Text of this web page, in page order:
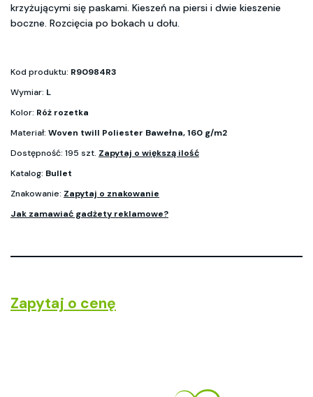
krzyżującymi się paskami. Kieszeń na piersi i dwie kieszenie
boczne. Rozcięcia po bokach u dołu.
Kod produktu: R90984R3
Wymiar: L
Kolor: Róż rozetka
Materiał: Woven twill Poliester Bawełna, 160 g/m2
Dostępność: 195 szt. Zapytaj o większą ilość
Katalog: Bullet
Znakowanie: Zapytaj o znakowanie
Jak zamawiać gadżety reklamowe?
Zapytaj o cenę